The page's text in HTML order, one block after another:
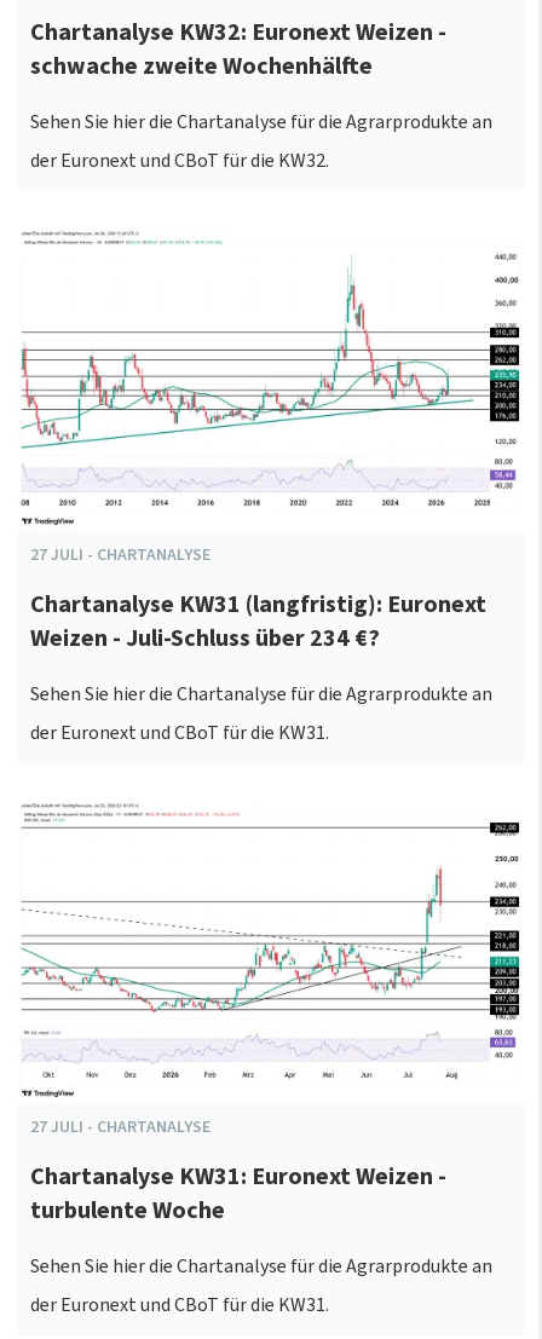
Chartanalyse KW32: Euronext Weizen -
schwache zweite Wochenhälfte
Sehen Sie hier die Chartanalyse für die Agrarprodukte an
der Euronext und CBoT für die KW32.
27JULI - CHARTANALYSE
Chartanalyse KW31 (langfristig): Euronext
Weizen - Juli-Schluss über 234 €?
Sehen Sie hier die Chartanalyse für die Agrarprodukte an
der Euronext und CBoT für die KW31.
27JULI - CHARTANALYSE
Chartanalyse KW31: Euronext Weizen -
turbulente Woche
Sehen Sie hier die Chartanalyse für die Agrarprodukte an
der Euronext und CBoT für die KW31.